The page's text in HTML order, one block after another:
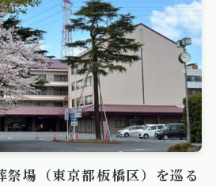
祭場（東京都板橋区）を巡る